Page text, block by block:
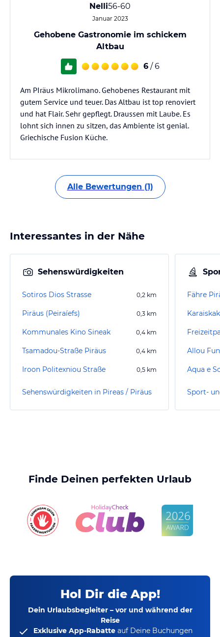
Nelli56-60
Januar 2023
Gehobene Gastronomie im schickem
Altbau
6 / 6
Am PIräus Mikrolimano. Gehobenes Restaurant mit
gutem Service und teuer. Das Altbau ist top renoviert
und hat Flair. Sehr gepflegt. Draussen mit Laube. Es
lohnt sich innen zu sitzen, das Ambiente ist genial.
Griechische Fusion Küche.
Alle Bewertungen (1)
Interessantes in der Nähe
Sehenswürdigkeiten
Sotiros Dios Strasse 0,2 km
Piräus (Peiraíefs) 0,3 km
Kommunales Kino Sineak 0,4 km
Tsamadou-Straße Piräus 0,4 km
Iroon Politexniou Straße 0,5 km
Sehenswürdigkeiten in Pireas / Piräus
Fähre
Allou
Aqua e
Finde Deinen perfekten Urlaub
Hol Dir die App!
Dein Urlaubsbegleiter – vor und während der
Reise
Exklusive App-Rabatte auf Deine Buchungen